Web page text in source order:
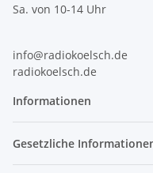
Sa. von 10-14 Uhr
info@radiokoelsch.de
radiokoelsch.de
Informationen
Gesetzliche